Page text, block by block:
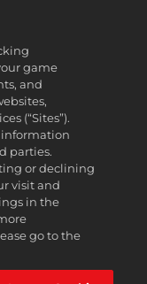
personali
2K, Firaxis Games,
of Take-Two
reserved.
appartengono ai
game
and
(“Sites”).
information
parties.
or declining
visit and
in the
go to the